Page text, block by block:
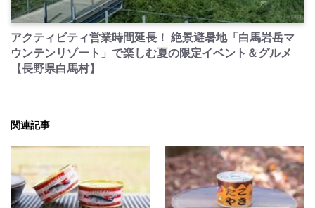
PR
アクティビティ営業時間延長！ 絶景避暑地「白馬岩岳マ
ウンテンリゾート」で楽しむ夏の限定イベント＆グルメ
【長野県白馬村】
関連記事